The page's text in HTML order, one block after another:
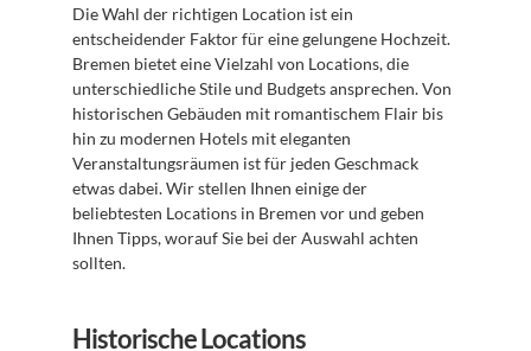
Die Wahl der richtigen Location ist ein
entscheidender Faktor für eine gelungene Hochzeit.
Bremen bietet eine Vielzahl von Locations, die
unterschiedliche Stile und Budgets ansprechen. Von
historischen Gebäuden mit romantischem Flair bis
hin zu modernen Hotels mit eleganten
Veranstaltungsräumen ist für jeden Geschmack
etwas dabei. Wir stellen Ihnen einige der
beliebtesten Locations in Bremen vor und geben
Ihnen Tipps, worauf Sie bei der Auswahl achten
sollten.
Historische Locations